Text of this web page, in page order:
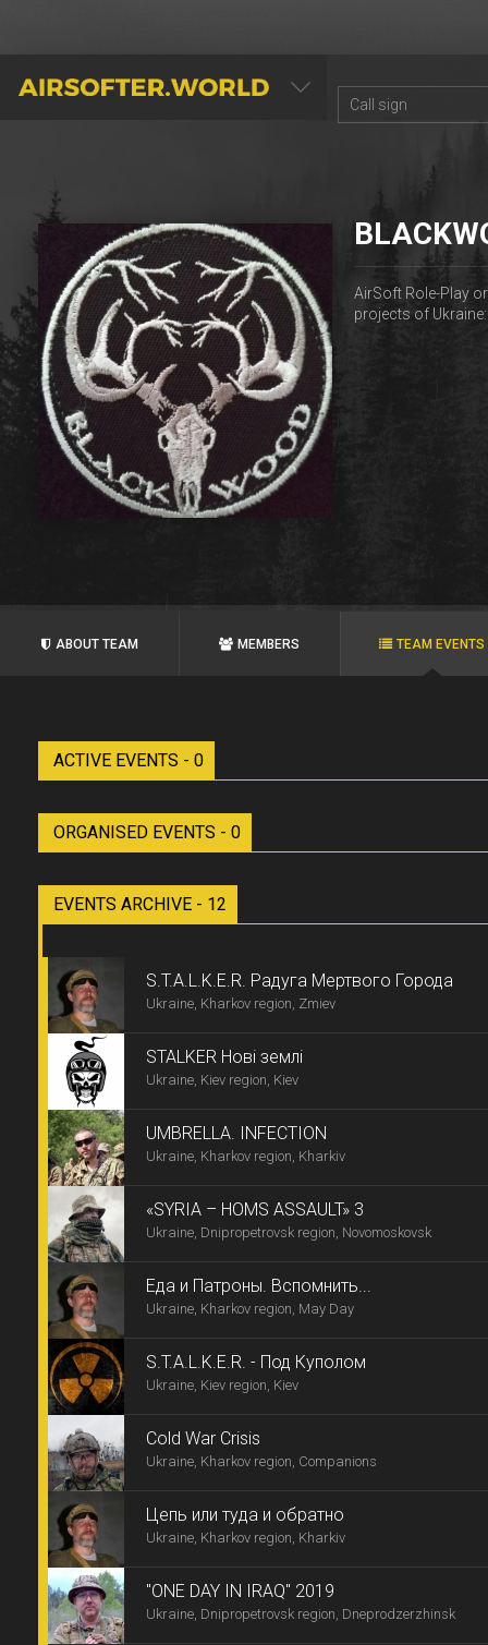
AIRSOFTER.WORLD
AirSoft Role-Play
projects of Ukraine:
ABOUT TEAM MEMBERS TEAM EVENTS
ACTIVE EVENTS - 0
ORGANISED EVENTS - 0
EVENTS ARCHIVE - 12
S.T.A.L.K.E.R. Радуга Мертвого Города
Ukraine, Kharkov region, Zmiev
STALKER Нові землі
Ukraine, Kiev region, Kiev
UMBRELLA. INFECTION
Ukraine, Kharkov region, Kharkiv
«SYRIA – HOMS ASSAULT» 3
Ukraine, Dnipropetrovsk region, Novomoskovsk
Еда и Патроны. Вспомнить...
Ukraine, Kharkov region, May Day
S.T.A.L.K.E.R. - Под Куполом
Ukraine, Kiev region, Kiev
Cold War Crisis
Ukraine, Kharkov region, Companions
Цепь или туда и обратно
Ukraine, Kharkov region, Kharkiv
"ONE DAY IN IRAQ" 2019
Ukraine, Dnipropetrovsk region, Dneprodzerzhinsk